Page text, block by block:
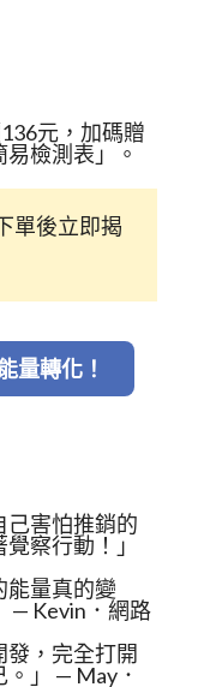
元，加碼贈
檢測表」。
單後立即揭
量轉化！
己害怕推銷的
察行動！」
能量真的變
— Kevin．網路
發，完全打開
」 — May．